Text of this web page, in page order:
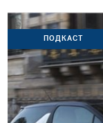
ПОДКАСТ